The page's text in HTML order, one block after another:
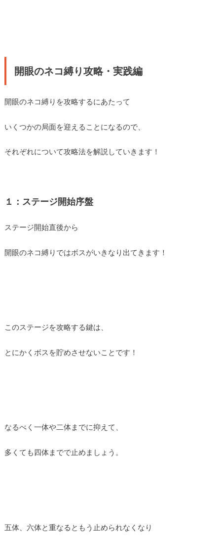
開眼のネコ縛り攻略・実践編
開眼のネコ縛りを攻略するにあたって
いくつかの局面を迎えることになるので、
それぞれについて攻略法を解説していきます！
１：ステージ開始序盤
ステージ開始直後から
開眼のネコ縛りではボスがいきなり出てきます！
このステージを攻略する鍵は、
とにかくボスを貯めさせないことです！
なるべく一体や二体までに抑えて、
多くても四体までで止めましょう。
五体、六体と重なるともう止められなくなり